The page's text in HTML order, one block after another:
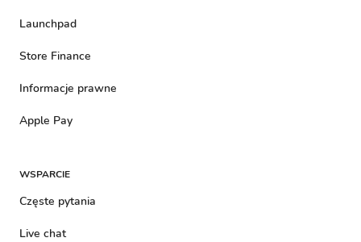
Launchpad
Store Finance
Informacje prawne
Apple Pay
WSPARCIE
Częste pytania
Live chat